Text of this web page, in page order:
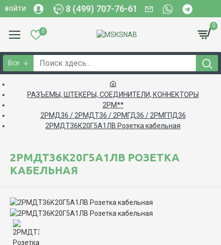
ВОЙТИ 8 (499) 707-76-61
0
0
Все
РАЗЪЕМЫ, ШТЕКЕРЫ, СОЕДИНИТЕЛИ, КОННЕКТОРЫ
2РМ**
2РМД36 / 2РМДТ36 / 2РМГД36 / 2РМГПД36
2РМДТ36К20Г5А1ЛВ Розетка кабельная
2РМДТ36К20Г5А1ЛВ РОЗЕТКА
КАБЕЛЬНАЯ